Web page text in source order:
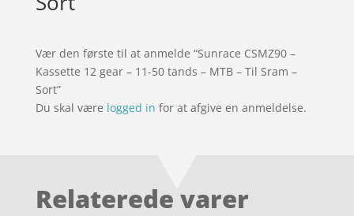
Vær den første til at anmelde “Sunrace CSMZ90 –
Kassette 12 gear – 11-50 tands – MTB – Til Sram –
Sort”
Du skal være logged in for at afgive en anmeldelse.
Relaterede varer